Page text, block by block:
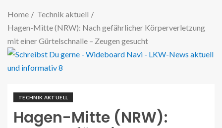
Home
Technik aktuell
Hagen-Mitte (NRW): Nach gefährlicher Körperverletzung
mit einer Gürtelschnalle – Zeugen gesucht
TECHNIK AKTUELL
Hagen-Mitte (NRW):